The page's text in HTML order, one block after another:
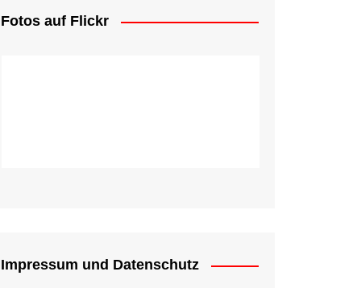
Fotos auf Flickr
Impressum und Datenschutz